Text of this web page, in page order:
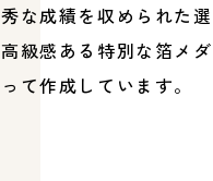
秀な成績を収められた
高級感ある特別な箔メ
って作成しています。